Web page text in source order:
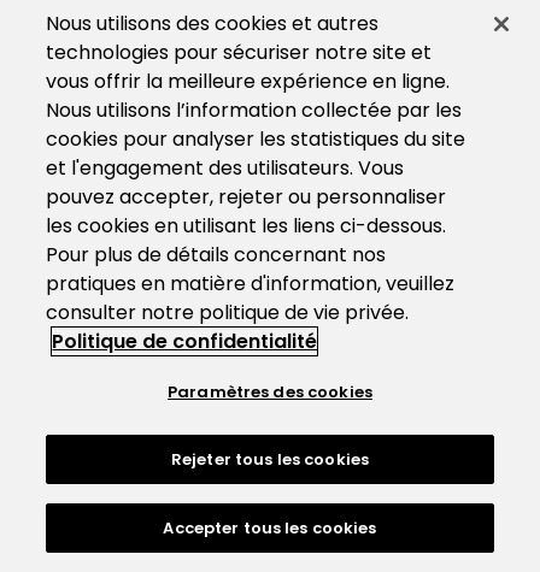
Nous utilisons des cookies et autres
technologies pour sécuriser notre site et
vous offrir la meilleure expérience en ligne.
Nous utilisons l’information collectée par les
cookies pour analyser les statistiques du site
et l'engagement des utilisateurs. Vous
pouvez accepter, rejeter ou personnaliser
les cookies en utilisant les liens ci-dessous.
Pour plus de détails concernant nos
pratiques en matière d'information, veuillez
consulter notre politique de vie privée.
Politique de confidentialité
Paramètres des cookies
Rejeter tous les cookies
Accepter tous les cookies